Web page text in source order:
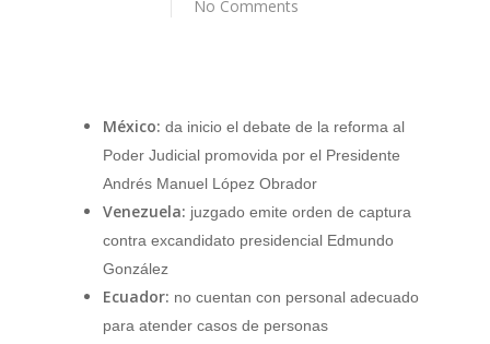
No Comments
México: da inicio el debate de la reforma al
Poder Judicial promovida por el Presidente
Andrés Manuel López Obrador
Venezuela: juzgado emite orden de captura
contra excandidato presidencial Edmundo
González
Ecuador: no cuentan con personal adecuado
para atender casos de personas